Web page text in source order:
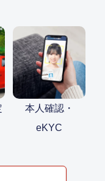
本人確認・
eKYC